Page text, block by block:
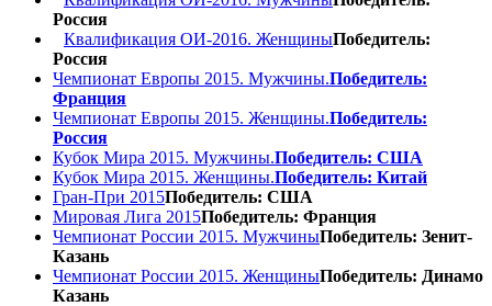
Россия
Квалификация ОИ-2016. ЖенщиныПобедитель:
Россия
Чемпионат Европы 2015. Мужчины.Победитель:
Франция
Чемпионат Европы 2015. Женщины.Победитель:
Россия
Кубок Мира 2015. Мужчины.Победитель: США
Кубок Мира 2015. Женщины.Победитель: Китай
Гран-При 2015Победитель: США
Мировая Лига 2015Победитель: Франция
Чемпионат России 2015. МужчиныПобедитель: Зенит-
Казань
Чемпионат России 2015. ЖенщиныПобедитель: Динамо
Казань